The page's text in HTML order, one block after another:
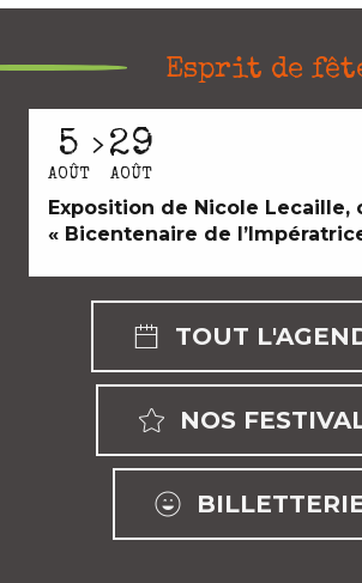
Esprit de
5
AOÛT
29
AOÛT
Exposition de Nicole Lecaille,
« Bicentenaire de
TOUT
NOS